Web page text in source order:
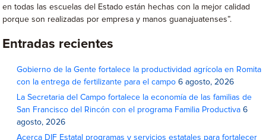
en todas las escuelas del Estado están hechas con la mejor calidad
porque son realizadas por empresa y manos guanajuatenses”.
Entradas recientes
Gobierno de la Gente fortalece la productividad agrícola en Romita
con la entrega de fertilizante para el campo 6 agosto, 2026
La Secretaria del Campo fortalece la economía de las familias de
San Francisco del Rincón con el programa Familia Productiva 6
agosto, 2026
Acerca DIF Estatal programas y servicios estatales para fortalecer